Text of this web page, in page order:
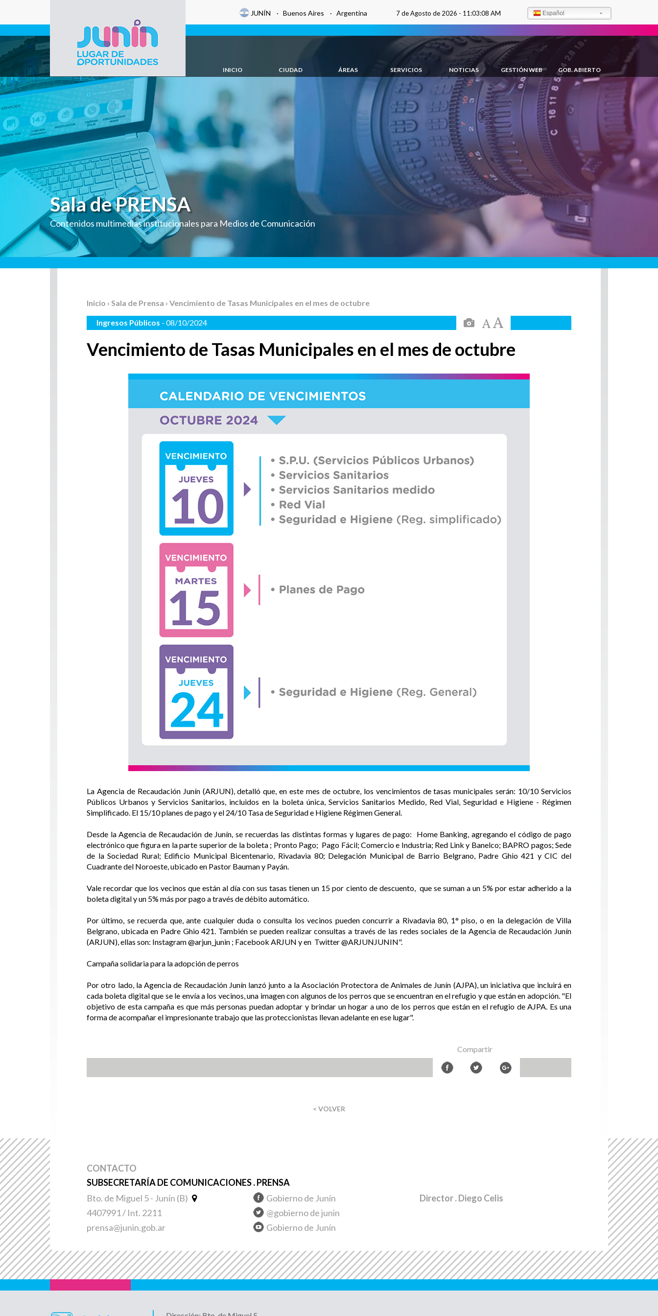
Gobierno de
Junín
JUNÍN · Buenos Aires · Argentina 7 de Agosto de 2026 - 11:03:09 AM Español
INICIO CIUDAD ÁREAS SERVICIOS NOTICIAS GESTIÓN WEB GOB. ABIERTO
Sala de PRENSA
Contenidos multimedias institucionales para Medios de Comunicación
Inicio › Sala de Prensa › Vencimiento de Tasas Municipales en el mes de octubre
Ingresos Públicos - 08/10/2024
Vencimiento de Tasas Municipales en el mes de octubre
La Agencia de Recaudación Junín (ARJUN), detalló que, en este mes de octubre, los vencimientos de tasas municipales serán: 10/10 Servicios
Públicos Urbanos y Servicios Sanitarios, incluidos en la boleta única, Servicios Sanitarios Medido, Red Vial, Seguridad e Higiene - Régimen
Simplificado. El 15/10 planes de pago y el 24/10 Tasa de Seguridad e Higiene Régimen General.
Desde la Agencia de Recaudación de Junín, se recuerdas las distintas formas y lugares de pago: Home Banking, agregando el código de pago
electrónico que figura en la parte superior de la boleta ; Pronto Pago; Pago Fácil; Comercio e Industria; Red Link y Banelco; BAPRO pagos; Sede
de la Sociedad Rural; Edificio Municipal Bicentenario, Rivadavia 80; Delegación Municipal de Barrio Belgrano, Padre Ghio 421 y CIC del
Cuadrante del Noroeste, ubicado en Pastor Bauman y Payán.
Vale recordar que los vecinos que están al día con sus tasas tienen un 15 por ciento de descuento, que se suman a un 5% por estar adherido a la
boleta digital y un 5% más por pago a través de débito automático.
Por último, se recuerda que, ante cualquier duda o consulta los vecinos pueden concurrir a Rivadavia 80, 1° piso, o en la delegación de Villa
Belgrano, ubicada en Padre Ghio 421. También se pueden realizar consultas a través de las redes sociales de la Agencia de Recaudación Junín
(ARJUN), ellas son: Instagram @arjun_junin ; Facebook ARJUN y en Twitter @ARJUNJUNIN".
Campaña solidaria para la adopción de perros
Por otro lado, la Agencia de Recaudación Junín lanzó junto a la Asociación Protectora de Animales de Junín (AJPA), un iniciativa que incluirá en
cada boleta digital que se le envía a los vecinos, una imagen con algunos de los perros que se encuentran en el refugio y que están en adopción. "El
objetivo de esta campaña es que más personas puedan adoptar y brindar un hogar a uno de los perros que están en el refugio de AJPA. Es una
forma de acompañar el impresionante trabajo que las proteccionistas llevan adelante en ese lugar".
Compartir
< VOLVER
CONTACTO
SUBSECRETARÍA DE COMUNICACIONES . PRENSA
Bto. de Miguel 5 - Junín (B)
4407991 / Int. 2211
prensa@junin.gob.ar
Gobierno de Junín
@gobierno de junin
Gobierno de Junín
Director. Diego Celis